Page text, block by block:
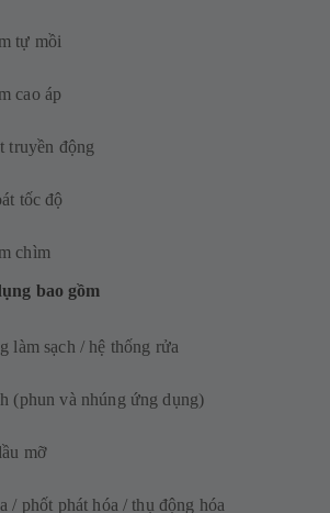
tự mồi
cao áp
truyền động
tốc độ
chìm
bao gồm
làm sạch / hệ thống rửa
(phun và nhúng ứng dụng)
mỡ
/ phốt phát hóa / thụ động hóa